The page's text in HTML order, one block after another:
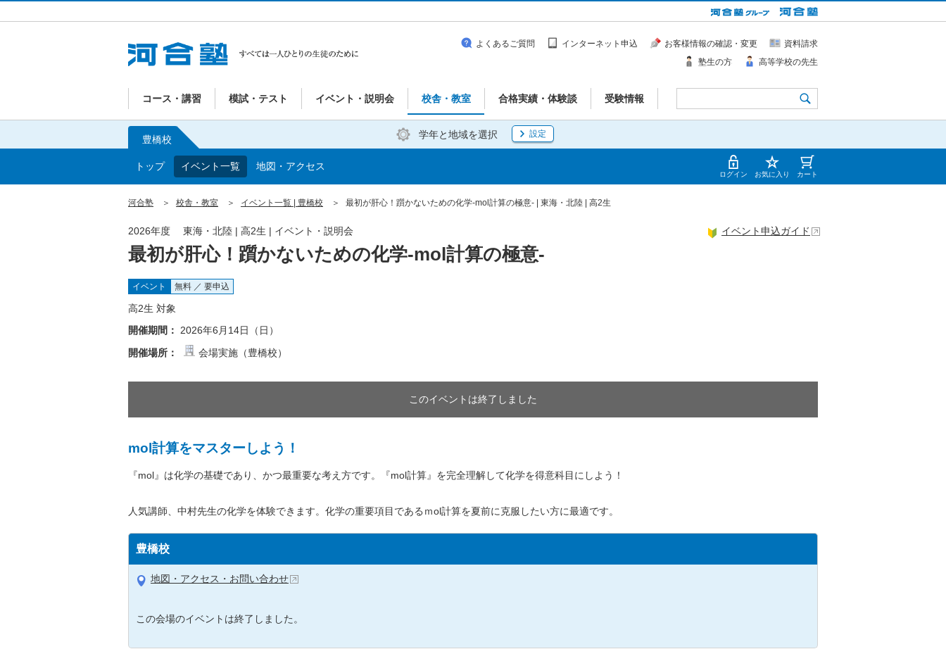
コース・講習 模試・テスト イベント・説明会 校舎・教室 合格実績・体験談 受験情報
よくあるご質問 インターネット申込 お客様情報の確認・変更
資料請求
塾生の方
高等学校の先生
学年と地域を選択 設定
豊橋校
トップ イベント一覧 地図・アクセス
ログイン お気に入り カート
河合塾 校舎・教室 イベント一覧 | 豊橋校 最初が肝心！躓かないための化学-mol計算の極意- | 東海・北陸 | 高2生
最初が肝心！躓かないための化学-mol計算の極意-
2026年度 東海・北陸 | 高2生 | イベント・説明会 イベント申込ガイド
イベント 無料 ／ 要申込
高2生 対象
開催期間： 2026年6月14日（日）
開催場所：
会場実施（豊橋校）
このイベントは終了しました
mol計算をマスターしよう！
『mol』は化学の基礎であり、かつ最重要な考え方です。『mol計算』を完全理解して化学を得意科目にしよう！
人気講師、中村先生の化学を体験できます。化学の重要項目であるｍol計算を夏前に克服したい方に最適です。
豊橋校
地図・アクセス・お問い合わせ
この会場のイベントは終了しました。